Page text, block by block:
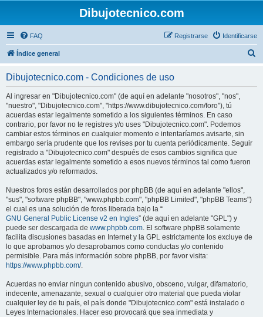
Dibujotecnico.com
FAQ Identificarse
Registrarse
Índice general
Dibujotecnico.com - Condiciones de uso
Al ingresar en "Dibujotecnico.com" (de aquí en adelante "nosotros", "nos",
"nuestro", "Dibujotecnico.com", "https://www.dibujotecnico.com/foro"), tú
acuerdas estar legalmente sometido a los siguientes términos. En caso
contrario, por favor no te registres y/o uses "Dibujotecnico.com". Podemos
cambiar estos términos en cualquier momento e intentaríamos avisarte, sin
embargo sería prudente que los revises por tu cuenta periódicamente. Seguir
registrado a "Dibujotecnico.com" después de esos cambios significa que
acuerdas estar legalmente sometido a esos nuevos términos tal como fueron
actualizados y/o reformados.
Nuestros foros están desarrollados por phpBB (de aquí en adelante "ellos",
"sus", "software phpBB", "www.phpbb.com", "phpBB Limited", "phpBB Teams")
el cual es una solución de foros liberada bajo la “
GNU General Public License v2 en Ingles” (de aquí en adelante "GPL") y
puede ser descargada de www.phpbb.com. El software phpBB solamente
facilita discusiones basadas en Internet y la GPL estrictamente los excluye de
lo que aprobamos y/o desaprobamos como conductas y/o contenido
permisible. Para más información sobre phpBB, por favor visita:
https://www.phpbb.com/.
Acuerdas no enviar ningun contenido abusivo, obsceno, vulgar, difamatorio,
indecente, amenazante, sexual o cualquier otro material que pueda violar
cualquier ley de tu país, el país donde "Dibujotecnico.com" está instalado o
Leyes Internacionales. Hacer eso provocará que sea inmediata y